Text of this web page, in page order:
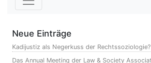
Neue Einträge
Kadijustiz als Negerkuss der Rechtssoziologie?
Das Annual Meeting der Law & Society